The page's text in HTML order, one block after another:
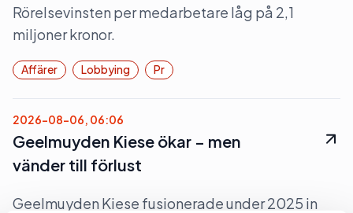
Rörelsevinsten per medarbetare låg på 2,1
miljoner kronor.
Affärer Lobbying Pr
2026-08-06, 06:06
Geelmuyden Kiese ökar – men
vänder till förlust
Geelmuyden Kiese fusionerade under 2025 in